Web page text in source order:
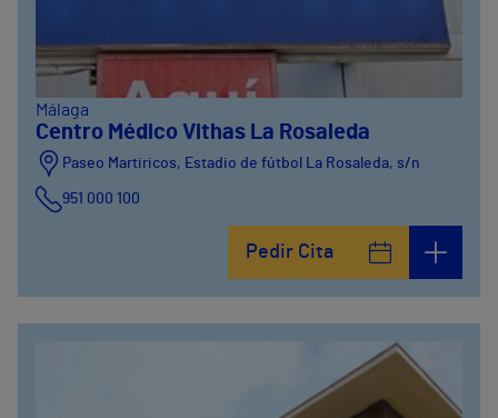
Málaga
Centro Médico Vithas La Rosaleda
Paseo Martiricos, Estadio de fútbol La Rosaleda, s/n
951 000 100
Pedir Cita